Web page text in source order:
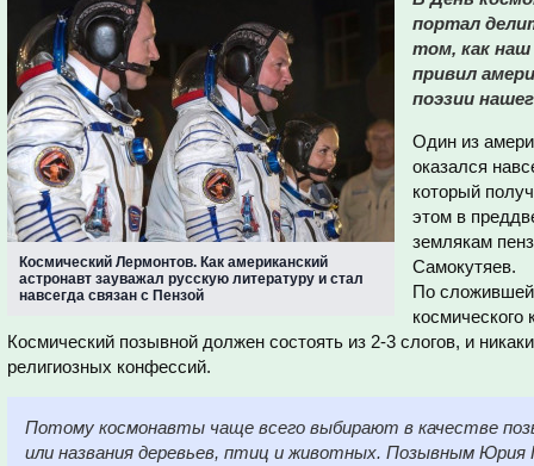
Космический Лермонтов. Как американский
астронавт зауважал русскую литературу и стал
навсегда связан с Пензой
портал
том, как наш
привил
поэзии
Один из
оказался
который
этом в
землякам
Самокутяев.
По
Космический позывной должен состоять из 2-3 слогов, и
религиозных конфессий.
Потому космонавты чаще всего выбирают в качестве
или названия деревьев, птиц и животных. Позывным Юрия